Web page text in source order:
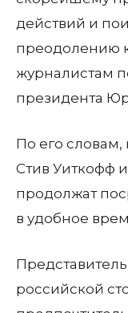
действий и
преодолению
журналистам
президента
По его
Стив Уиткофф
продолжат
в удобное
российской